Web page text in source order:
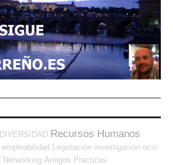
DIVERSIDAD Recursos Humanos
empleabilidad Legislación investigación ocio
Networking Amigos Prácticas